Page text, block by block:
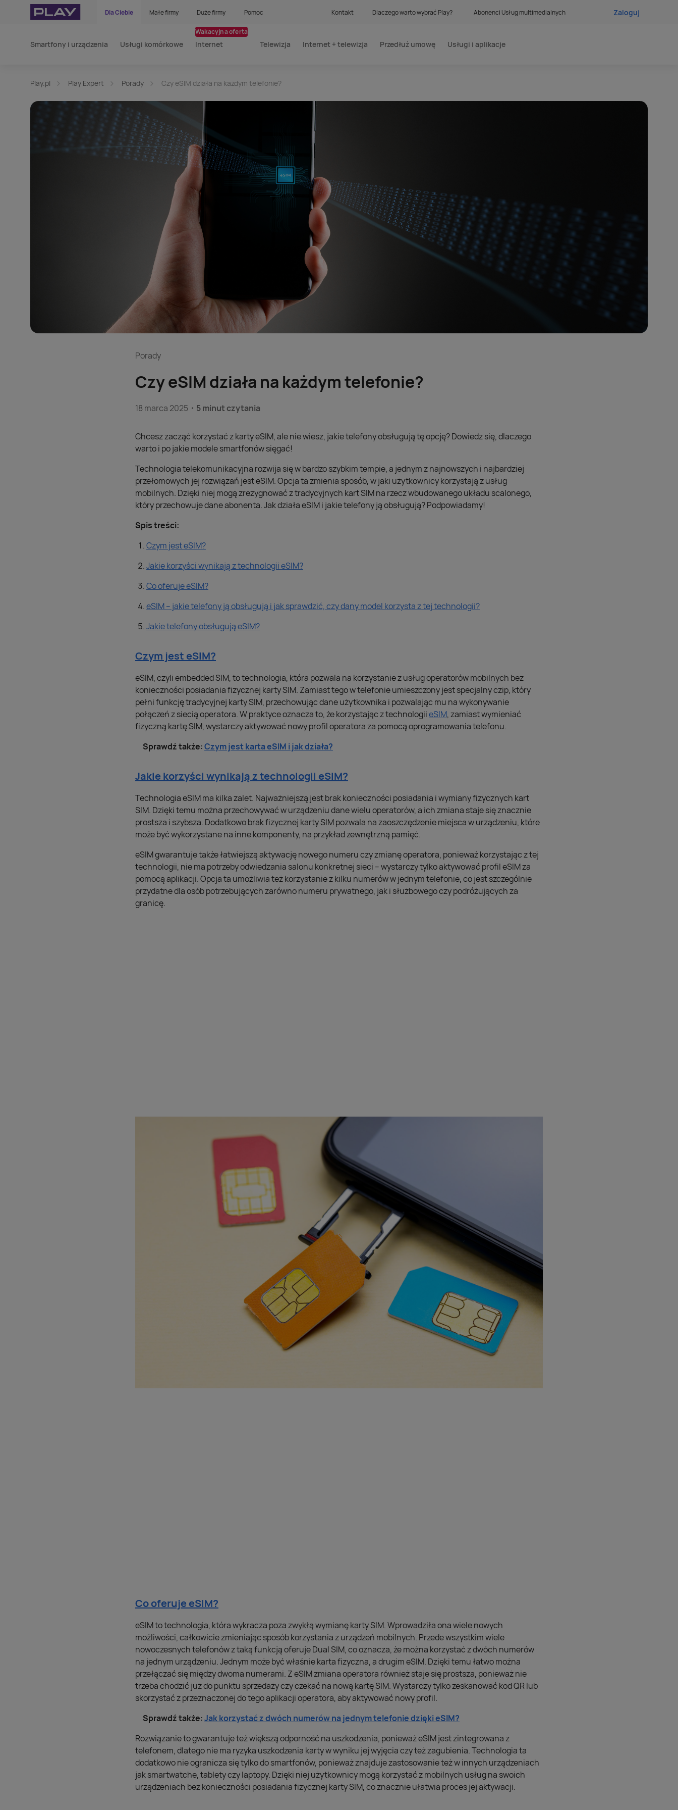
Dla Ciebie Małe firmy Duże firmy Pomoc Kontakt Dlaczego warto wybrać Play? Abonenci Usług multimedialnych Zaloguj
Smartfony i urządzenia Usługi komórkowe Internet
Wakacyjna oferta
Telewizja Internet + telewizja Przedłuż umowę Usługi i aplikacje
Play.pl Play Expert Porady Czy eSIM działa na każdym telefonie?
Porady
Czy eSIM działa na każdym telefonie?
18 marca 2025 5 minut czytania
Chcesz zacząć korzystać z karty eSIM, ale nie wiesz, jakie telefony obsługują tę opcję? Dowiedz się, dlaczego
warto i po jakie modele smartfonów sięgać!
Technologia telekomunikacyjna rozwija się w bardzo szybkim tempie, a jednym z najnowszych i najbardziej
przełomowych jej rozwiązań jest eSIM. Opcja ta zmienia sposób, w jaki użytkownicy korzystają z usług
mobilnych. Dzięki niej mogą zrezygnować z tradycyjnych kart SIM na rzecz wbudowanego układu scalonego,
który przechowuje dane abonenta. Jak działa eSIM i jakie telefony ją obsługują? Podpowiadamy!
Spis treści:
Czym jest eSIM?
Jakie korzyści wynikają z technologii eSIM?
Co oferuje eSIM?
eSIM – jakie telefony ją obsługują i jak sprawdzić, czy dany model korzysta z tej technologii?
Jakie telefony obsługują eSIM?
Czym jest eSIM?
eSIM, czyli embedded SIM, to technologia, która pozwala na korzystanie z usług operatorów mobilnych bez
konieczności posiadania fizycznej karty SIM. Zamiast tego w telefonie umieszczony jest specjalny czip, który
pełni funkcję tradycyjnej karty SIM, przechowując dane użytkownika i pozwalając mu na wykonywanie
połączeń z siecią operatora. W praktyce oznacza to, że korzystając z technologiieSIM, zamiast wymieniać
fizyczną kartę SIM, wystarczy aktywować nowy profil operatora za pomocą oprogramowania telefonu.
Sprawdź także:Czym jest karta eSIM i jak działa?
Jakie korzyści wynikają z technologii eSIM?
Technologia eSIM ma kilka zalet. Najważniejszą jest brak konieczności posiadania i wymiany fizycznych kart
SIM. Dzięki temu można przechowywać w urządzeniu dane wielu operatorów, a ich zmiana staje się znacznie
prostsza i szybsza. Dodatkowo brak fizycznej karty SIM pozwala na zaoszczędzenie miejsca w urządzeniu, które
może być wykorzystane na inne komponenty, na przykład zewnętrzną pamięć.
eSIM gwarantuje także łatwiejszą aktywację nowego numeru czy zmianę operatora, ponieważ korzystając z tej
technologii, nie ma potrzeby odwiedzania salonu konkretnej sieci – wystarczy tylko aktywować profil eSIM za
pomocą aplikacji. Opcja ta umożliwia też korzystanie z kilku numerów w jednym telefonie, co jest szczególnie
przydatne dla osób potrzebujących zarówno numeru prywatnego, jak i służbowego czy podróżujących za
granicę.
Co oferuje eSIM?
eSIM to technologia, która wykracza poza zwykłą wymianę karty SIM. Wprowadziła ona wiele nowych
możliwości, całkowicie zmieniając sposób korzystania z urządzeń mobilnych. Przede wszystkim wiele
nowoczesnych telefonów z taką funkcją oferuje Dual SIM, co oznacza, że można korzystać z dwóch numerów
na jednym urządzeniu. Jednym może być właśnie karta fizyczna, a drugim eSIM. Dzięki temu łatwo można
przełączać się między dwoma numerami. Z eSIM zmiana operatora również staje się prostsza, ponieważ nie
trzeba chodzić już do punktu sprzedaży czy czekać na nową kartę SIM. Wystarczy tylko zeskanować kod QR lub
skorzystać z przeznaczonej do tego aplikacji operatora, aby aktywować nowy profil.
Sprawdź także:Jak korzystać z dwóch numerów na jednym telefonie dzięki eSIM?
Rozwiązanie to gwarantuje też większą odporność na uszkodzenia, ponieważ eSIM jest zintegrowana z
telefonem, dlatego nie ma ryzyka uszkodzenia karty w wyniku jej wyjęcia czy też zagubienia. Technologia ta
dodatkowo nie ogranicza się tylko do smartfonów, ponieważ znajduje zastosowanie też w innych urządzeniach
jak smartwatche, tablety czy laptopy. Dzięki niej użytkownicy mogą korzystać z mobilnych usług na swoich
urządzeniach bez konieczności posiadania fizycznej karty SIM, co znacznie ułatwia proces jej aktywacji.